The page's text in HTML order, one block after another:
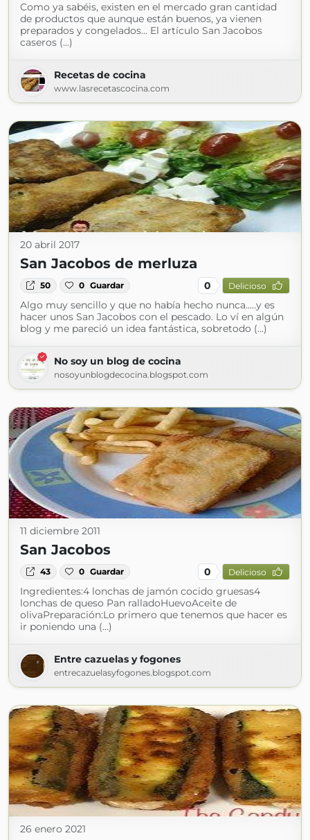
Como ya sabéis, existen en el mercado gran cantidad
de productos que aunque están buenos, ya vienen
preparados y congelados... El artículo San Jacobos
caseros (...)
Recetas de cocina
www.lasrecetascocina.com
20 abril 2017
San Jacobos de merluza
50 0 Guardar 0 Delicioso
Algo muy sencillo y que no había hecho nunca.....y es
hacer unos San Jacobos con el pescado. Lo ví en algún
blog y me pareció un idea fantástica, sobretodo (...)
No soy un blog de cocina
nosoyunblogdecocina.blogspot.com
11 diciembre 2011
San Jacobos
43 0 Guardar 0 Delicioso
Ingredientes:4 lonchas de jamón cocido gruesas4
lonchas de queso Pan ralladoHuevoAceite de
olivaPreparación:Lo primero que tenemos que hacer es
ir poniendo una (...)
Entre cazuelas y fogones
entrecazuelasyfogones.blogspot.com
26 enero 2021